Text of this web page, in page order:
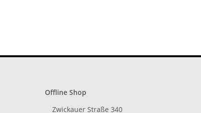
Offline Shop
Zwickauer Straße 340